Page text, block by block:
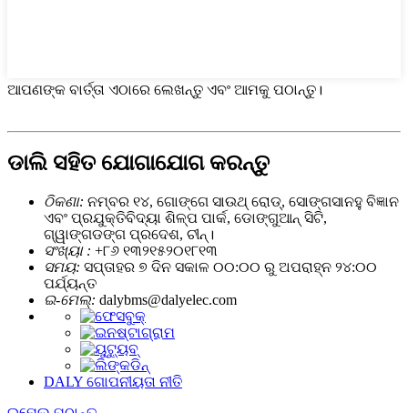
ଆପଣଙ୍କ ବାର୍ତ୍ତା ଏଠାରେ ଲେଖନ୍ତୁ ଏବଂ ଆମକୁ ପଠାନ୍ତୁ।
ଡାଲି ସହିତ ଯୋଗାଯୋଗ କରନ୍ତୁ
ଠିକଣା: ନମ୍ବର ୧୪, ଗୋଙ୍ଗେ ସାଉଥ୍ ରୋଡ୍, ସୋଙ୍ଗସାନହୁ ବିଜ୍ଞାନ
ଏବଂ ପ୍ରଯୁକ୍ତିବିଦ୍ୟା ଶିଳ୍ପ ପାର୍କ, ଡୋଙ୍ଗୁଆନ୍ ସିଟି,
ଗ୍ୱାଙ୍ଗଡଙ୍ଗ ପ୍ରଦେଶ, ଚୀନ୍।
ସଂଖ୍ୟା : +୮୬ ୧୩୨୧୫୨୦୧୮୧୩
ସମୟ: ସପ୍ତାହର ୭ ଦିନ ସକାଳ ୦୦:୦୦ ରୁ ଅପରାହ୍ନ ୨୪:୦୦
ପର୍ଯ୍ୟନ୍ତ
ଇ-ମେଲ୍: dalybms@dalyelec.com
DALY ଗୋପନୀୟତା ନୀତି